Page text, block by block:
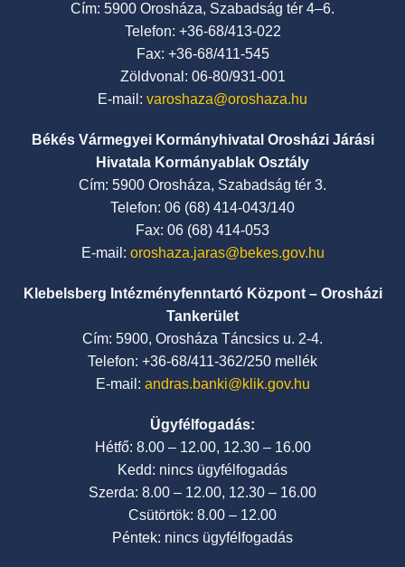
Cím: 5900 Orosháza, Szabadság tér 4–6.
Telefon: +36-68/413-022
Fax: +36-68/411-545
Zöldvonal: 06-80/931-001
E-mail: varoshaza@oroshaza.hu
Békés Vármegyei Kormányhivatal Orosházi Járási
Hivatala Kormányablak Osztály
Cím: 5900 Orosháza, Szabadság tér 3.
Telefon: 06 (68) 414-043/140
Fax: 06 (68) 414-053
E-mail: oroshaza.jaras@bekes.gov.hu
Klebelsberg Intézményfenntartó Központ – Orosházi
Tankerület
Cím: 5900, Orosháza Táncsics u. 2-4.
Telefon: +36-68/411-362/250 mellék
E-mail: andras.banki@klik.gov.hu
Ügyfélfogadás:
Hétfő: 8.00 – 12.00, 12.30 – 16.00
Kedd: nincs ügyfélfogadás
Szerda: 8.00 – 12.00, 12.30 – 16.00
Csütörtök: 8.00 – 12.00
Péntek: nincs ügyfélfogadás